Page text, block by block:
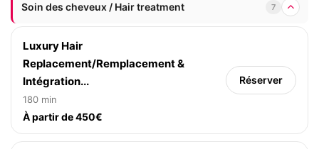
Soin des cheveux / Hair treatment 7
Luxury Hair
Replacement/Remplacement &
Intégration...
180 min
À partir de 450€
Réserver